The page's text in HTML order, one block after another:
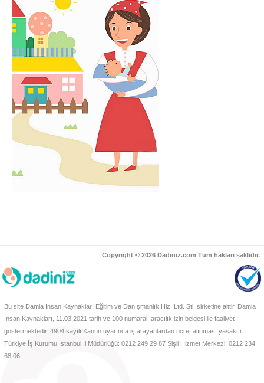
Copyright © 2026 Dadınız.com Tüm hakları saklıdır.
Bu site Damla İnsan Kaynakları Eğitim ve Danışmanlık Hiz. Ltd. Şti. şirketine aittir. Damla
İnsan Kaynakları, 11.03.2021 tarih ve 100 numaralı aracılık izin belgesi ile faaliyet
göstermektedir. 4904 sayılı Kanun uyarınca iş arayanlardan ücret alınması yasaktır.
Türkiye İş Kurumu İstanbul İl Müdürlüğü: 0212 249 29 87 Şişli Hizmet Merkezi: 0212 234
68 06